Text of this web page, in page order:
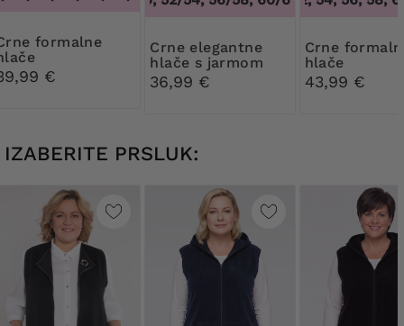
€
Crne elegantne
hlače s jarmom
36,99 €
Crne formalne
hlače
43,99 €
IZABERITE PRSLUK: